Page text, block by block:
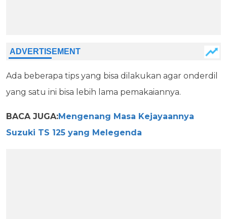
Ada beberapa tips yang bisa dilakukan agar onderdil
yang satu ini bisa lebih lama pemakaiannya.
BACA JUGA:Mengenang Masa Kejayaannya
Suzuki TS 125 yang Melegenda